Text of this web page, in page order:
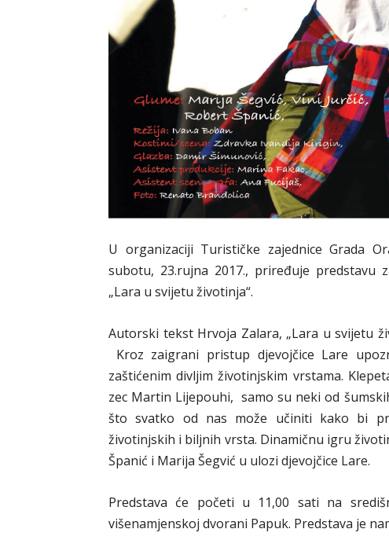
U organizaciji Turističke zajednice Grada
subotu, 23.rujna 2017., priređuje
„Lara u svijetu životinja“.
Autorski tekst Hrvoja Zalara, „Lara u svijetu
Kroz zaigrani pristup djevojčice Lare
zaštićenim divljim životinjskim vrstama.
zec Martin Lijepouhi, samo su neki od
što svatko od nas može učiniti kako bi
životinjskih i biljnih vrsta. Dinamičnu igru
Španić i Marija Šegvić u ulozi djevojčice Lare.
Predstava će početi u 11,00 sati na
višenamjenskoj dvorani Papuk. Predstava je